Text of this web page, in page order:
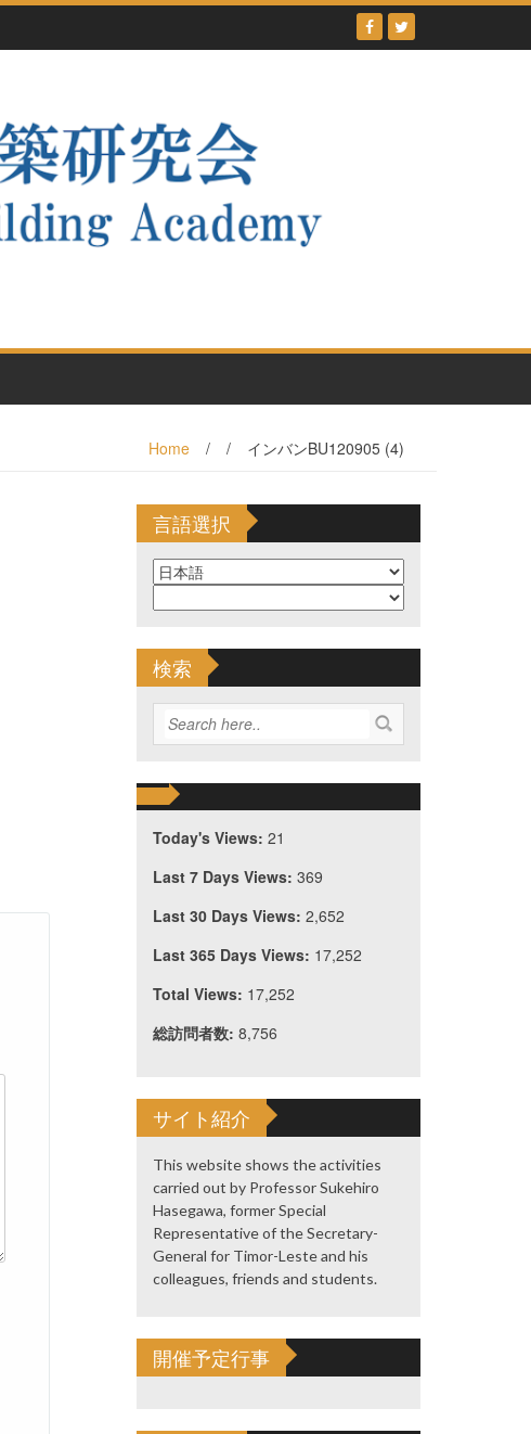
Home / / インバンBU120905 (4)
言語選択
検索
Today's Views: 21
Last 7 Days Views: 369
Last 30 Days Views: 2,652
Last 365 Days Views: 17,252
Total Views: 17,252
総訪問者数: 8,756
サイト紹介
This website shows the activities
carried out by Professor Sukehiro
Hasegawa, former Special
Representative of the Secretary-
General for Timor-Leste and his
colleagues, friends and students.
開催予定行事